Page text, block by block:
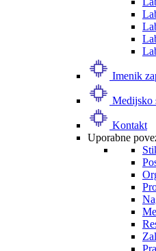
Imenik
Medijsko
Kontakt
Uporabne